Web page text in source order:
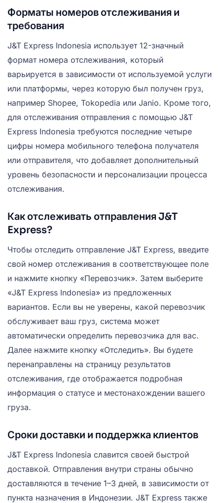
Форматы номеров отслеживания и
требования
J&T Express Indonesia использует 12-значный
формат номера отслеживания, который
варьируется в зависимости от используемой услуги
или платформы, через которую был получен груз,
например Shopee, Tokopedia или Janio. Кроме того,
для отслеживания отправления с помощью J&T
Express Indonesia требуются последние четыре
цифры номера мобильного телефона получателя
или отправителя, что добавляет дополнительный
уровень безопасности и персонализации процесса
отслеживания.
Как отслеживать отправления J&T
Express?
Чтобы отследить отправление J&T Express, введите
свой номер отслеживания в соответствующее поле
и нажмите кнопку «Перевозчик». Затем выберите
«J&T Express Indonesia» из предложенных
вариантов. Если вы не уверены, какой перевозчик
обслуживает ваш груз, система может
автоматически определить перевозчика для вас.
Далее нажмите кнопку «Отследить». Вы будете
перенаправлены на страницу результатов
отслеживания, где отображается подробная
информация о статусе и местонахождении вашего
груза.
Сроки доставки и поддержка клиентов
J&T Express Indonesia славится своей быстрой
доставкой. Отправления внутри страны обычно
доставляются в течение 1–3 дней, в зависимости от
пункта назначения в Индонезии. J&T Express также